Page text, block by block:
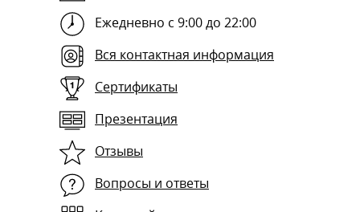
Ежедневно с 9:00 до 22:00
Вся контактная информация
Сертификаты
Презентация
Отзывы
Вопросы и ответы